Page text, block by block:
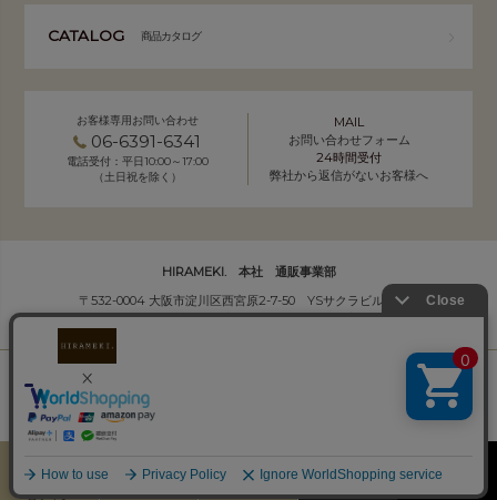
CATALOG 商品カタログ
お客様専用お問い合わせ
06-6391-6341
電話受付：平日10:00～17:00
（土日祝を除く）
MAIL
お問い合わせフォーム
24時間受付
弊社から返信がないお客様へ
HIRAMEKI. 本社 通販事業部
〒532-0004 大阪市淀川区西宮原2-7-50 YSサクラビル B1F
株式会社サクラ衣料 HIRAMEKI.事業部
Copyright (C) HIRAMEKI. All Rights Reserved.
ログイン